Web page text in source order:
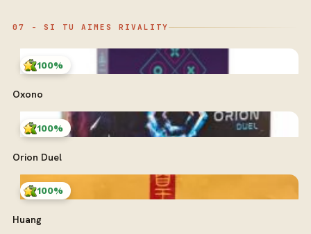
07 - SI TU AIMES RIVALITY
100%
Oxono
100%
Orion Duel
100%
Huang